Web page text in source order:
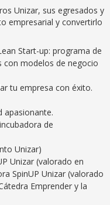
Unizar, sus egresados y
empresarial y convertirlo
Start-up: programa de
con modelos de negocio
tu empresa con éxito.
apasionante.
de
Unizar)
Unizar (valorado en
SpinUP Unizar (valorado
Emprender y la